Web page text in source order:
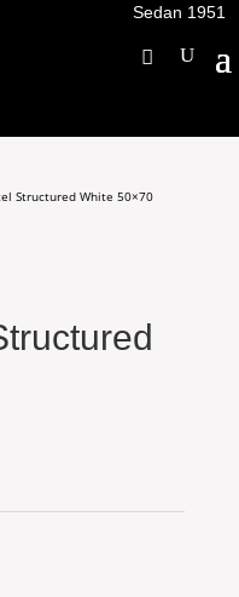
Sedan 1951
Structured White 50×70